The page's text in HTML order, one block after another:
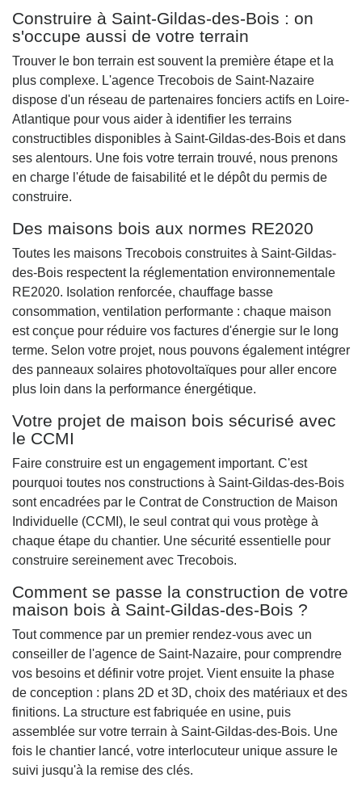
Construire à Saint-Gildas-des-Bois : on
s'occupe aussi de votre terrain
Trouver le bon terrain est souvent la première étape et la
plus complexe. L'agence Trecobois de Saint-Nazaire
dispose d'un réseau de partenaires fonciers actifs en Loire-
Atlantique pour vous aider à identifier les terrains
constructibles disponibles à Saint-Gildas-des-Bois et dans
ses alentours. Une fois votre terrain trouvé, nous prenons
en charge l'étude de faisabilité et le dépôt du permis de
construire.
Des maisons bois aux normes RE2020
Toutes les maisons Trecobois construites à Saint-Gildas-
des-Bois respectent la réglementation environnementale
RE2020. Isolation renforcée, chauffage basse
consommation, ventilation performante : chaque maison
est conçue pour réduire vos factures d'énergie sur le long
terme. Selon votre projet, nous pouvons également intégrer
des panneaux solaires photovoltaïques pour aller encore
plus loin dans la performance énergétique.
Votre projet de maison bois sécurisé avec
le CCMI
Faire construire est un engagement important. C'est
pourquoi toutes nos constructions à Saint-Gildas-des-Bois
sont encadrées par le Contrat de Construction de Maison
Individuelle (CCMI), le seul contrat qui vous protège à
chaque étape du chantier. Une sécurité essentielle pour
construire sereinement avec Trecobois.
Comment se passe la construction de votre
maison bois à Saint-Gildas-des-Bois ?
Tout commence par un premier rendez-vous avec un
conseiller de l'agence de Saint-Nazaire, pour comprendre
vos besoins et définir votre projet. Vient ensuite la phase
de conception : plans 2D et 3D, choix des matériaux et des
finitions. La structure est fabriquée en usine, puis
assemblée sur votre terrain à Saint-Gildas-des-Bois. Une
fois le chantier lancé, votre interlocuteur unique assure le
suivi jusqu'à la remise des clés.